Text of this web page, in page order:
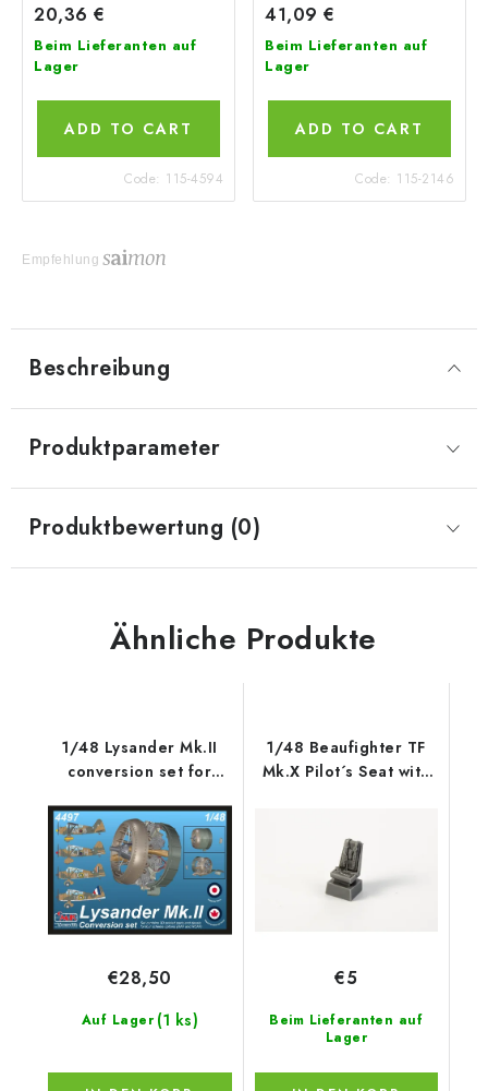
20,36 €
Beim Lieferanten auf
Lager
ADD TO CART
Code: 115-4594
41,09 €
Beim Lieferanten auf
Lager
ADD TO CART
Code: 115-2146
Empfehlung
Beschreibung
Produktparameter
Produktbewertung (0)
Ähnliche Produkte
1/48 Lysander Mk.II
conversion set for
Auf Lager (1 ks)
€28,50
1/48 Beaufighter TF
Mk.X Pilot´s Seat with
Beim Lieferanten auf
Lager
€5